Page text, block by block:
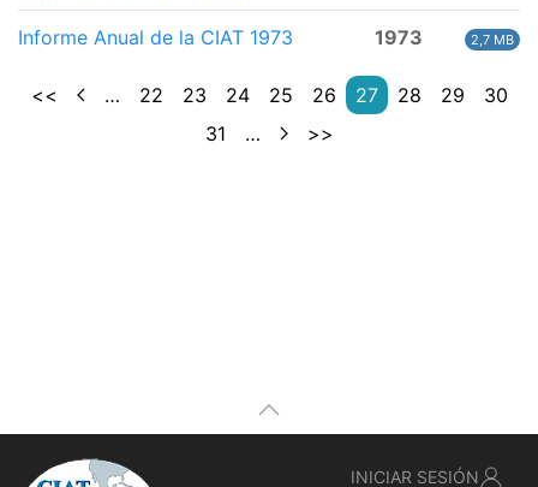
Informe Anual de la CIAT 1973 1973 2,7 MB
<< … 22 23 24 25 26 27 28 29
30
31
… >>
INICIAR SESIÓN